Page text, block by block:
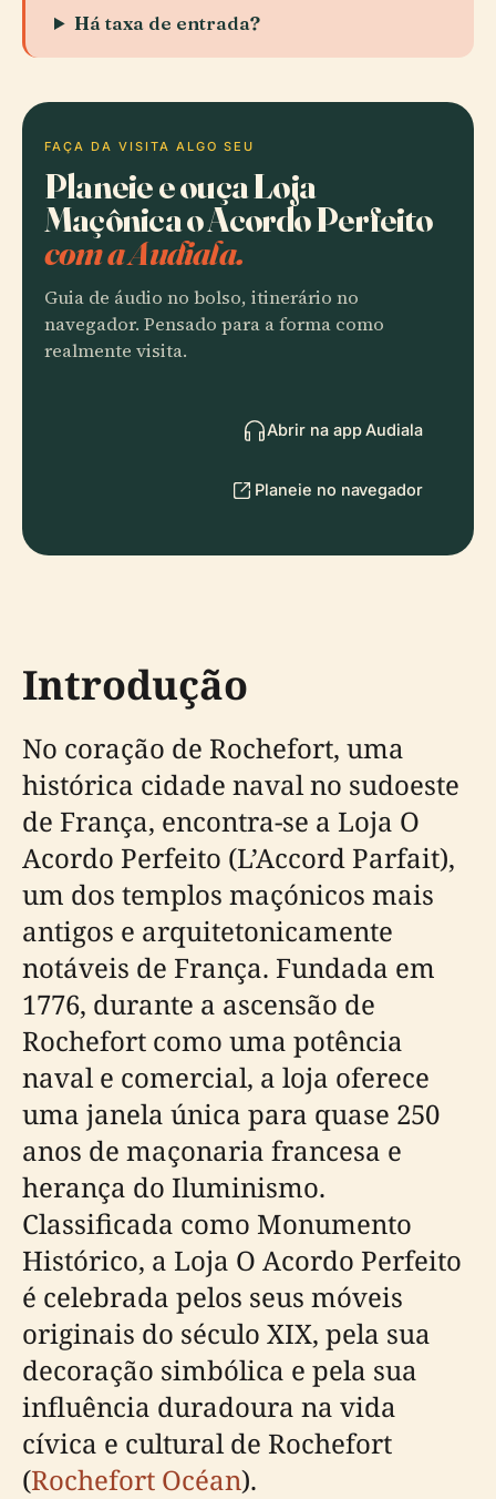
Há taxa de entrada?
FAÇA DA VISITA ALGO SEU
Planeie e ouça Loja
Maçônica o Acordo Perfeito
com a Audiala.
Guia de áudio no bolso, itinerário no
navegador. Pensado para a forma como
realmente visita.
Abrir na app Audiala
Planeie no navegador
Introdução
No coração de Rochefort, uma
histórica cidade naval no sudoeste
de França, encontra-se a Loja O
Acordo Perfeito (L’Accord Parfait),
um dos templos maçónicos mais
antigos e arquitetonicamente
notáveis de França. Fundada em
1776, durante a ascensão de
Rochefort como uma potência
naval e comercial, a loja oferece
uma janela única para quase 250
anos de maçonaria francesa e
herança do Iluminismo.
Classificada como Monumento
Histórico, a Loja O Acordo Perfeito
é celebrada pelos seus móveis
originais do século XIX, pela sua
decoração simbólica e pela sua
influência duradoura na vida
cívica e cultural de Rochefort
(Rochefort Océan).